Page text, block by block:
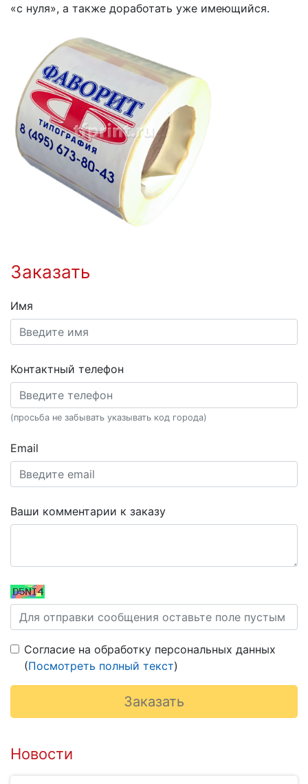
«с нуля», а также доработать уже имеющийся.
Заказать
Имя
Контактный телефон
(просьба не забывать указывать код города)
Email
Ваши комментарии к заказу
Согласие на обработку персональных данных
(Посмотреть полный текст)
Новости